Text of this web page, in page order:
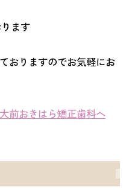
ます
おりますのでお気軽にお
前おきはら矯正歯科へ